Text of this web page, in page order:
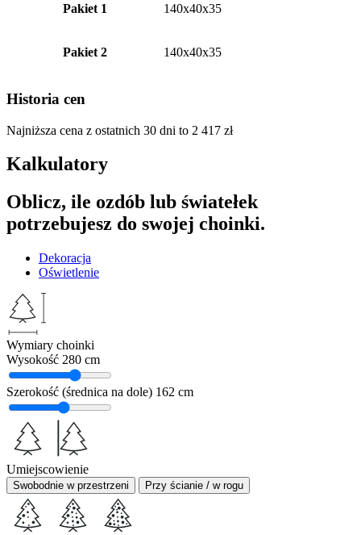
Pakiet 1 140x40x35
Pakiet 2 140x40x35
Historia cen
Najniższa cena z ostatnich 30 dni to 2 417 zł
Kalkulatory
Oblicz, ile ozdób lub światełek
potrzebujesz do swojej choinki.
Dekoracja
Oświetlenie
Wymiary choinki
Wysokość 280 cm
Szerokość (średnica na dole) 162 cm
Umiejscowienie
Swobodnie w przestrzeni Przy ścianie / w rogu